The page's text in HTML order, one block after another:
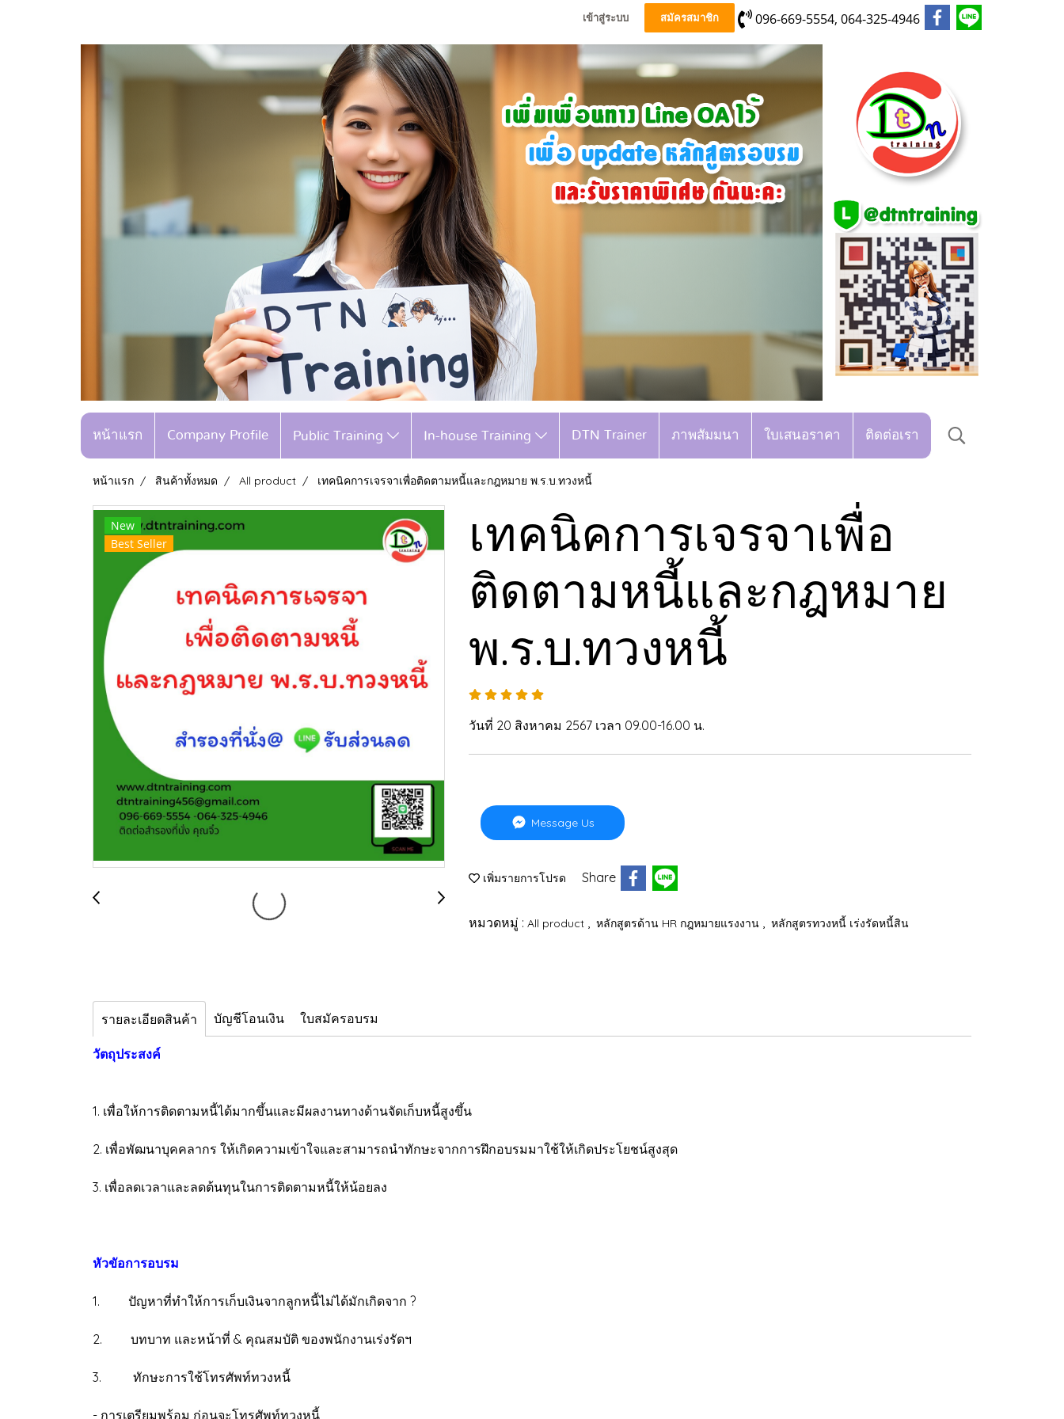
เข้าสู่ระบบ สมัครสมาชิก 096-669-5554, 064-325-4946
หน้าแรก Company Profile Public Training In-house Training DTN Trainer ภาพสัมมนา ใบเสนอราคา ติดต่อเรา
หน้าแรก สินค้าทั้งหมด All product เทคนิคการเจรจาเพื่อติดตามหนี้และกฎหมาย พ.ร.บ.ทวงหนี้
New
Best Seller
เทคนิคการเจรจาเพื่อ
ติดตามหนี้และกฎหมาย
พ.ร.บ.ทวงหนี้
วันที่ 20 สิงหาคม 2567 เวลา 09.00-16.00 น.
Message Us
เพิ่มรายการโปรด Share
หมวดหมู่ : All product หลักสูตรด้าน HR กฎหมายแรงงาน หลักสูตรทวงหนี้ เร่งรัดหนี้สิน
รายละเอียดสินค้า บัญชีโอนเงิน ใบสมัครอบรม
วัตถุประสงค์
1. เพื่อให้การติดตามหนี้ได้มากขึ้นและมีผลงานทางด้านจัดเก็บหนี้สูงขึ้น
2. เพื่อพัฒนาบุคคลากร ให้เกิดความเข้าใจและสามารถนำทักษะจากการฝึกอบรมมาใช้ให้เกิดประโยชน์สูงสุด
3. เพื่อลดเวลาและลดต้นทุนในการติดตามหนี้ให้น้อยลง
หัวขัอการอบรม
1. ปัญหาที่ทำให้การเก็บเงินจากลูกหนี้ไม่ได้มักเกิดจาก ?
2. บทบาท และหน้าที่ & คุณสมบัติ ของพนักงานเร่งรัดฯ
3. ทักษะการใช้โทรศัพท์ทวงหนี้
- การเตรียมพร้อม ก่อนจะโทรศัพท์ทวงหนี้